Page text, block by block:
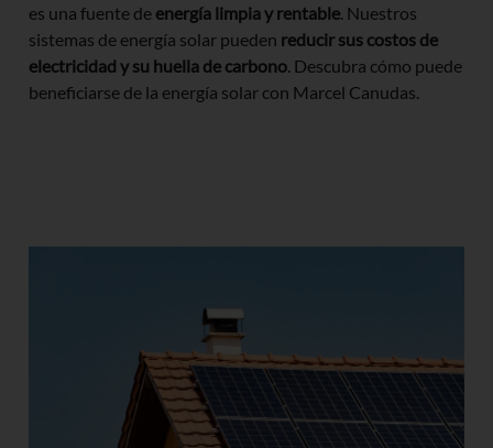
es una fuente deenergía limpia y rentable. Nuestros
sistemas de energía solar pueden reducir sus costos de
electricidad y su huella de carbono. Descubra cómo puede
beneficiarse de la energía solar con Marcel Canudas.